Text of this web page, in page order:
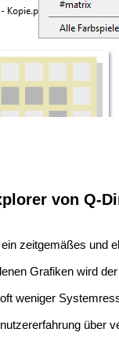
von Q-
zeitgemäßes und
Grafiken wird
weniger
über